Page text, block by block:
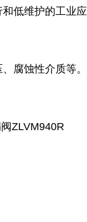
低维护的工业
腐蚀性介质等